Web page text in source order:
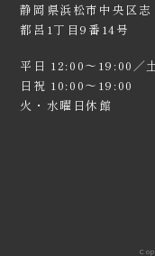
企業・
静岡県浜松市中央区志
都呂1丁目9番14号
平日 12:00〜19:00／
日祝 10:00〜19:00
火・水曜日休館